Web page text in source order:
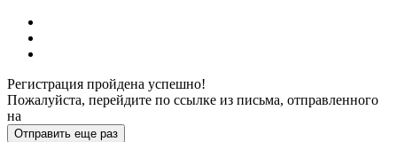
Регистрация пройдена успешно!
Пожалуйста, перейдите по ссылке из письма, отправленного
на
Отправить еще раз